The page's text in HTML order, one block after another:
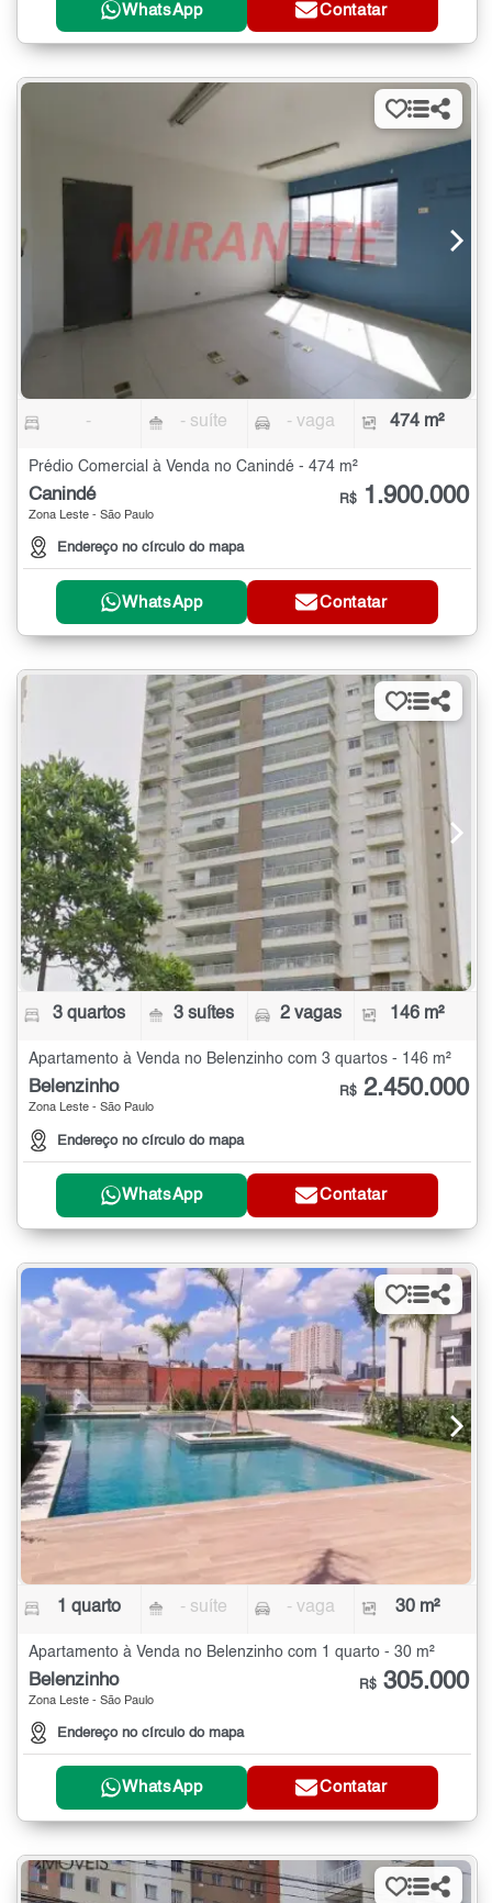
WhatsApp Contatar
- - suíte - vaga 474 m²
Prédio Comercial à Venda no Canindé - 474 m²
Canindé
Zona Leste - São Paulo
Endereço no círculo do mapa
R$ 1.900.000
WhatsApp Contatar
3 quartos 3 suítes 2 vagas 146 m²
Apartamento à Venda no Belenzinho com 3 quartos - 146 m²
Belenzinho
Zona Leste - São Paulo
Endereço no círculo do mapa
R$ 2.450.000
WhatsApp Contatar
1 quarto - suíte - vaga 30 m²
Apartamento à Venda no Belenzinho com 1 quarto - 30 m²
Belenzinho
Zona Leste - São Paulo
Endereço no círculo do mapa
R$ 305.000
WhatsApp Contatar